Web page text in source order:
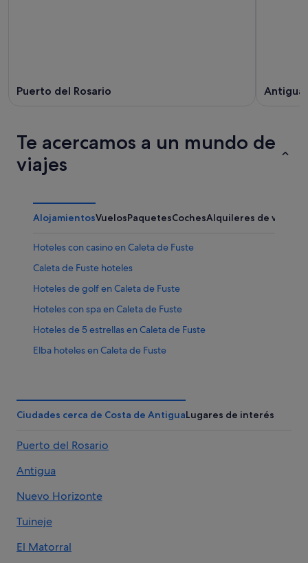
Puerto del Rosario Antigua
Te acercamos a un mundo de
viajes
AlojamientosVuelosPaquetesCochesAlquileres de
Hoteles con casino en Caleta de Fuste
Caleta de Fuste hoteles
Hoteles de golf en Caleta de Fuste
Hoteles con spa en Caleta de Fuste
Hoteles de 5 estrellas en Caleta de Fuste
Elba hoteles en Caleta de Fuste
Hoteles cerca de Centro Comercial Atlántico
Hoteles de 3 estrellas en Nuevo Horizonte
Barcelo hoteles en Caleta de Fuste
Villas en Nuevo Horizonte
Hoteles cerca de Puerto deportivo Caleta de Fuste
Ciudades cerca de Costa de AntiguaLugares de interés
Puerto del Rosario
Antigua
Nuevo Horizonte
Tuineje
El Matorral